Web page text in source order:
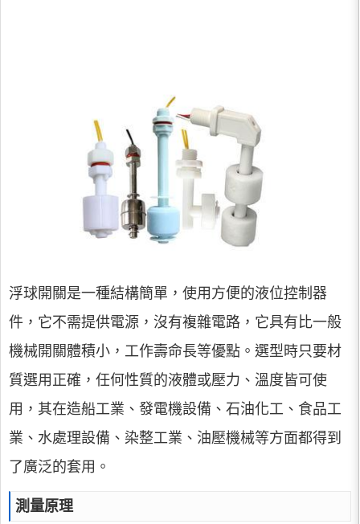
浮球開關是一種結構簡單，使用方便的液位控制器
件，它不需提供電源，沒有複雜電路，它具有比一般
機械開關體積小，工作壽命長等優點。選型時只要材
質選用正確，任何性質的液體或壓力、溫度皆可使
用，其在造船工業、發電機設備、石油化工、食品工
業、水處理設備、染整工業、油壓機械等方面都得到
了廣泛的套用。
測量原理